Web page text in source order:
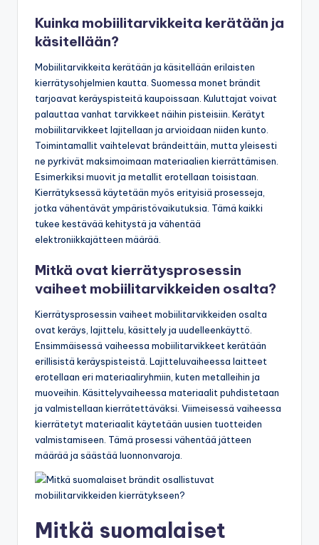
Kuinka mobiilitarvikkeita kerätään ja
käsitellään?
Mobiilitarvikkeita kerätään ja käsitellään erilaisten
kierrätysohjelmien kautta. Suomessa monet brändit
tarjoavat keräyspisteitä kaupoissaan. Kuluttajat voivat
palauttaa vanhat tarvikkeet näihin pisteisiin. Kerätyt
mobiilitarvikkeet lajitellaan ja arvioidaan niiden kunto.
Toimintamallit vaihtelevat brändeittäin, mutta yleisesti
ne pyrkivät maksimoimaan materiaalien kierrättämisen.
Esimerkiksi muovit ja metallit erotellaan toisistaan.
Kierrätyksessä käytetään myös erityisiä prosesseja,
jotka vähentävät ympäristövaikutuksia. Tämä kaikki
tukee kestävää kehitystä ja vähentää
elektroniikkajätteen määrää.
Mitkä ovat kierrätysprosessin
vaiheet mobiilitarvikkeiden osalta?
Kierrätysprosessin vaiheet mobiilitarvikkeiden osalta
ovat keräys, lajittelu, käsittely ja uudelleenkäyttö.
Ensimmäisessä vaiheessa mobiilitarvikkeet kerätään
erillisistä keräyspisteistä. Lajitteluvaiheessa laitteet
erotellaan eri materiaaliryhmiin, kuten metalleihin ja
muoveihin. Käsittelyvaiheessa materiaalit puhdistetaan
ja valmistellaan kierrätettäväksi. Viimeisessä vaiheessa
kierrätetyt materiaalit käytetään uusien tuotteiden
valmistamiseen. Tämä prosessi vähentää jätteen
määrää ja säästää luonnonvaroja.
Mitkä suomalaiset